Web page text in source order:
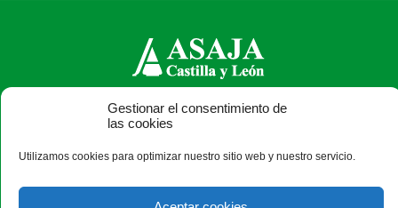
Gestionar el consentimiento de
las cookies
Utilizamos cookies para optimizar nuestro sitio web y nuestro servicio.
ASAJA Castilla y León - Jóvenes Agricultores
Valladolid - España · Tel.: +34 983 472 350 ·